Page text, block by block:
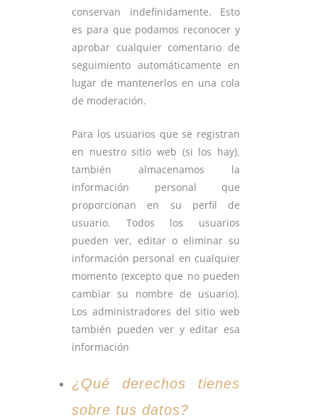
conservan indefinidamente. Esto
es para que podamos reconocer y
aprobar cualquier comentario de
seguimiento automáticamente en
lugar de mantenerlos en una cola
de moderación.
Para los usuarios que se registran
en nuestro sitio web (si los hay),
también almacenamos la
información personal que
proporcionan en su perfil de
usuario. Todos los usuarios
pueden ver, editar o eliminar su
información personal en cualquier
momento (excepto que no pueden
cambiar su nombre de usuario).
Los administradores del sitio web
también pueden ver y editar esa
información
¿Qué derechos tienes
sobre tus datos?